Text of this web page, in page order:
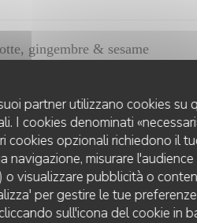
partner utilizzano cookies
I cookies denominati
cookies opzionali richiedono il
navigazione, misurare
o visualizzare pubblicità o
per gestire le tue
sull'icona del cookie in
gingembre & sesame
tartare
LES